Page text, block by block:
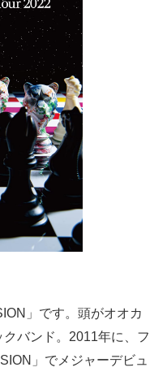
」です。頭がオオカ
クバンド。2011年に、フ
」でメジャーデビュ